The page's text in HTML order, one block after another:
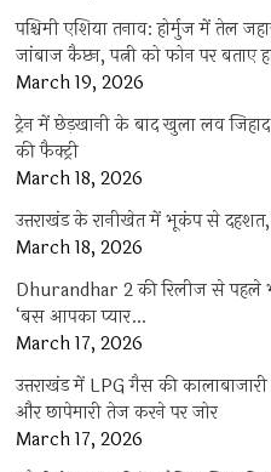
पश्चिमी एशिया तनाव: होर्मुज में तेल
जांबाज कैप्टन, पत्नी को फोन पर बताए
March 19, 2026
ट्रेन में छेड़खानी के बाद खुला लव
की फैक्ट्री
March 18, 2026
उत्तराखंड के रानीखेत में भूकंप से
March 18, 2026
Dhurandhar 2 की रिलीज से
‘बस आपका प्यार…
March 17, 2026
उत्तराखंड में LPG गैस की कालाबाजारी
और छापेमारी तेज करने पर जोर
March 17, 2026